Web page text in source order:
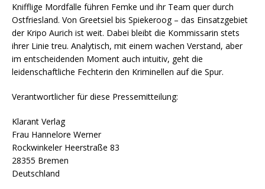
Knifflige Mordfälle führen Femke und ihr Team quer durch
Ostfriesland. Von Greetsiel bis Spiekeroog – das Einsatzgebiet
der Kripo Aurich ist weit. Dabei bleibt die Kommissarin stets
ihrer Linie treu. Analytisch, mit einem wachen Verstand, aber
im entscheidenden Moment auch intuitiv, geht die
leidenschaftliche Fechterin den Kriminellen auf die Spur.
Verantwortlicher für diese Pressemitteilung:
Klarant Verlag
Frau Hannelore Werner
Rockwinkeler Heerstraße 83
28355 Bremen
Deutschland